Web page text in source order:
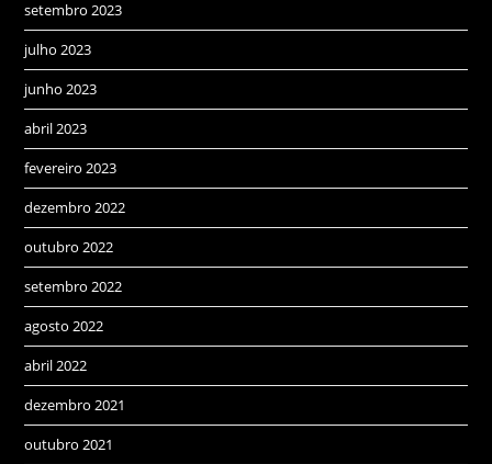
setembro 2023
julho 2023
junho 2023
abril 2023
fevereiro 2023
dezembro 2022
outubro 2022
setembro 2022
agosto 2022
abril 2022
dezembro 2021
outubro 2021